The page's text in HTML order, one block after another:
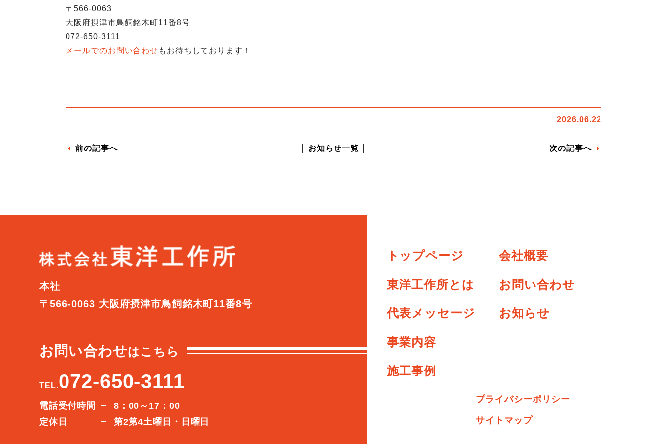
〒566-0063
大阪府摂津市鳥飼銘木町11番8号
072-650-3111
メールでのお問い合わせ もお待ちしております！
2026.06.22
前の記事へ 次の記事へ
│ お知らせ一覧 │
本社
〒566-0063 大阪府摂津市鳥飼銘木町11番8号
お問い合わせはこちら
TEL.072-650-3111
電話受付時間
8：00～17：00
定休日
第2第4土曜日・日曜日
トップページ
東洋工作所とは
代表メッセージ
事業内容
施工事例
会社概要
お問い合わせ
お知らせ
プライバシーポリシー
サイトマップ